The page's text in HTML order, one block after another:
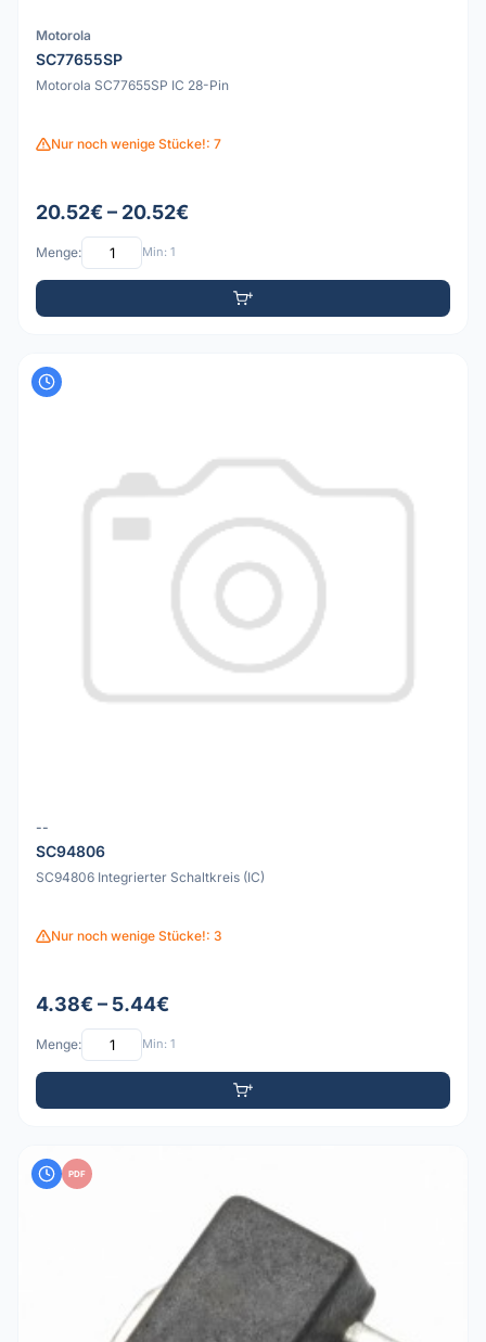
Motorola
SC77655SP
Motorola SC77655SP IC 28-Pin
Nur noch wenige Stücke!: 7
20.52€ – 20.52€
Menge: Min: 1
--
SC94806
SC94806 Integrierter Schaltkreis (IC)
Nur noch wenige Stücke!: 3
4.38€ – 5.44€
Menge: Min: 1
PDF